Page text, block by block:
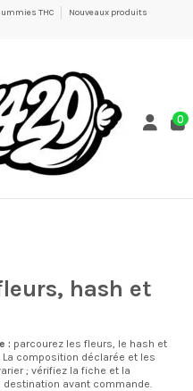
THC
Nouveaux produits
0
hash et
: parcourez les fleurs , le hash et
. La composition déclarée et les
; vérifiez la fiche et la
avant commande.